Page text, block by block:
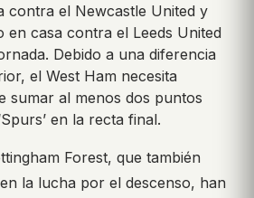
contra el Newcastle United y
en casa contra el Leeds United
Debido a una diferencia
el West Ham necesita
sumar al menos dos puntos
en la recta final.
Forest, que también
la lucha por el descenso, han